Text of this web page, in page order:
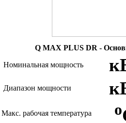
Q MAX PLUS DR -
Номинальная мощность
Диапазон мощности
Макс. рабочая температура o